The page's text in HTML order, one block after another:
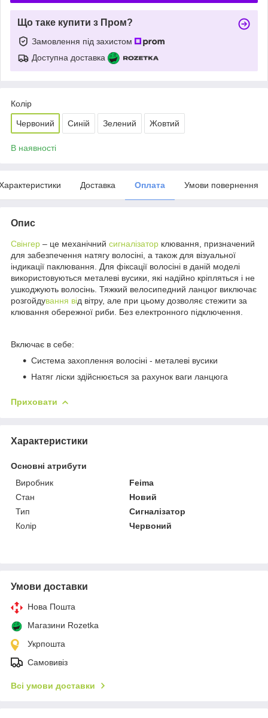
Що таке купити з Пром?
Замовлення під захистом
Доступна доставка
Колір
Червоний Синій Зелений Жовтий
В наявності
Доставка Оплата Умови повернення
Опис
Свінгер – це механічний сигналізатор клювання, призначений
для забезпечення натягу волосіні, а також для візуальної
індикації паклювання. Для фіксації волосіні в даній моделі
використовуються металеві вусики, які надійно кріпляться і не
ушкоджують волосінь. Тяжкий велосипедний ланцюг виключає
розгойдування від вітру, але при цьому дозволяє стежити за
клювання обережної риби. Без електронного підключення.
Включає в себе:
Система захоплення волосіні - металеві вусики
Натяг ліски здійснюється за рахунок ваги ланцюга
Приховати
Характеристики
Основні атрибути
Виробник
Feima
Стан
Новий
Тип
Сигналізатор
Колір
Червоний
Умови доставки
Нова Пошта
Магазини Rozetka
Укрпошта
Самовивіз
Всі умови доставки